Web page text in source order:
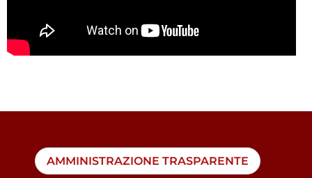
AMMINISTRAZIONE TRASPARENTE